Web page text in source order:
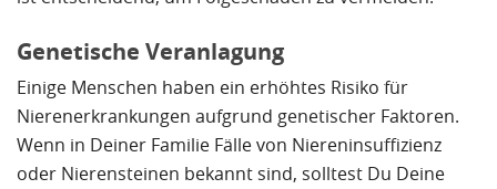
Genetische Veranlagung
Einige Menschen haben ein erhöhtes Risiko für
Nierenerkrankungen aufgrund genetischer Faktoren.
Wenn in Deiner Familie Fälle von Niereninsuffizienz
oder Nierensteinen bekannt sind, solltest Du Deine